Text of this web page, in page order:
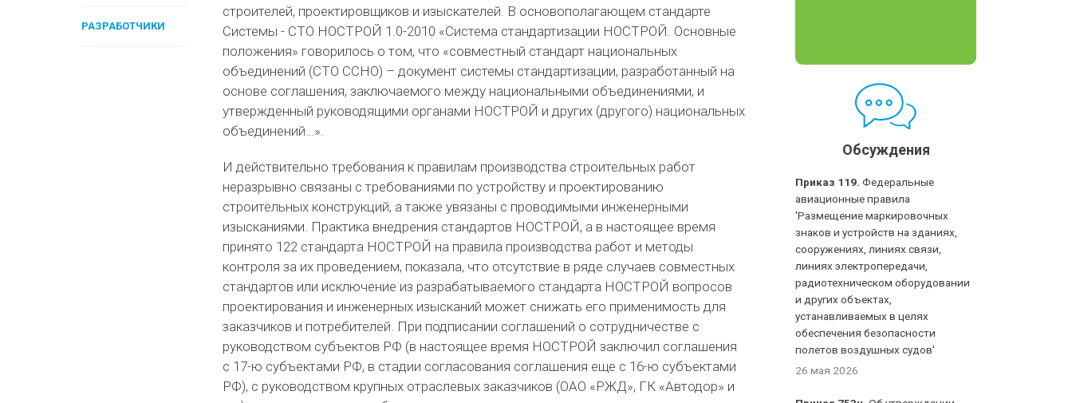
РАЗРАБОТЧИКИ
строителей, проектировщиков и изыскателей. В основополагающем стандарте
Системы - СТО НОСТРОЙ 1.0-2010 «Система стандартизации НОСТРОЙ. Основные
положения» говорилось о том, что «совместный стандарт национальных
объединений (СТО ССНО) – документ системы стандартизации, разработанный на
основе соглашения, заключаемого между национальными объединениями, и
утвержденный руководящими органами НОСТРОЙ и других (другого) национальных
объединений…».
И действительно требования к правилам производства строительных работ
неразрывно связаны с требованиями по устройству и проектированию
строительных конструкций, а также увязаны с проводимыми инженерными
изысканиями. Практика внедрения стандартов НОСТРОЙ, а в настоящее время
принято 122 стандарта НОСТРОЙ на правила производства работ и методы
контроля за их проведением, показала, что отсутствие в ряде случаев совместных
стандартов или исключение из разрабатываемого стандарта НОСТРОЙ вопросов
проектирования и инженерных изысканий может снижать его применимость для
заказчиков и потребителей. При подписании соглашений о сотрудничестве с
руководством субъектов РФ (в настоящее время НОСТРОЙ заключил соглашения
с 17-ю субъектами РФ, в стадии согласования соглашения еще с 16-ю субъектами
РФ), с руководством крупных отраслевых заказчиков (ОАО «РЖД», ГК «Автодор» и
Обсуждения
Приказ 119. Федеральные
авиационные правила
'Размещение маркировочных
знаков и устройств на зданиях,
сооружениях, линиях связи,
линиях электропередачи,
радиотехническом оборудовании
и других объектах,
устанавливаемых в целях
обеспечения безопасности
полетов воздушных судов'
26 мая 2026